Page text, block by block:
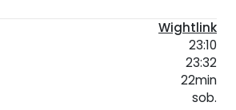
Wightlink
23:10
23:32
22min
sob.